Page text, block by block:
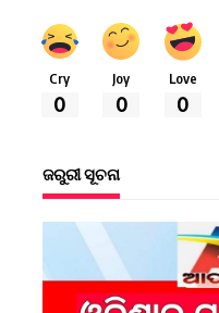
Cry
0
Joy
0
Love
0
ଜରୁରୀ ସୂଚନା